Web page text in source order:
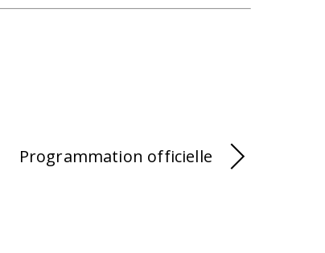
Programmation officielle